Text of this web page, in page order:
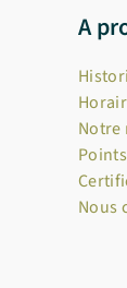
A
Notre
Nous